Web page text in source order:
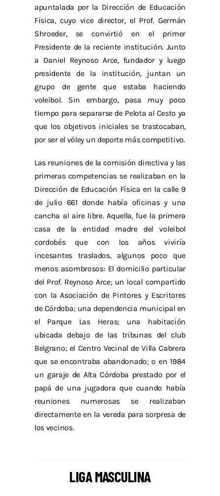
apuntalada por la Dirección de Educación
Física, cuyo vice director, el Prof. Germán
Shroeder, se convirtió en el primer
Presidente de la reciente institución. Junto
a Daniel Reynoso Arce, fundador y luego
presidente de la institución, juntan un
grupo de gente que estaba haciendo
voleibol. Sin embargo, pasa muy poco
tiempo para separarse de Pelota al Cesto ya
que los objetivos iniciales se trastocaban,
por ser el vóley un deporte más competitivo.
Las reuniones de la comisión directiva y las
primeras competencias se realizaban en la
Dirección de Educación Física en la calle 9
de julio 661 donde había oficinas y una
cancha al aire libre. Aquella, fue la primera
casa de la entidad madre del voleibol
cordobés que con los años viviría
incesantes traslados, algunos poco que
menos asombrosos: El domicilio particular
del Prof. Reynoso Arce; un local compartido
con la Asociación de Pintores y Escritores
de Córdoba; una dependencia municipal en
el Parque Las Heras; una habitación
ubicada debajo de las tribunas del club
Belgrano; el Centro Vecinal de Villa Cabrera
que se encontraba abandonado; o en 1984
un garaje de Alta Córdoba prestado por el
papá de una jugadora que cuando había
reuniones numerosas se realizaban
directamente en la vereda para sorpresa de
los vecinos.
LIGA MASCULINA